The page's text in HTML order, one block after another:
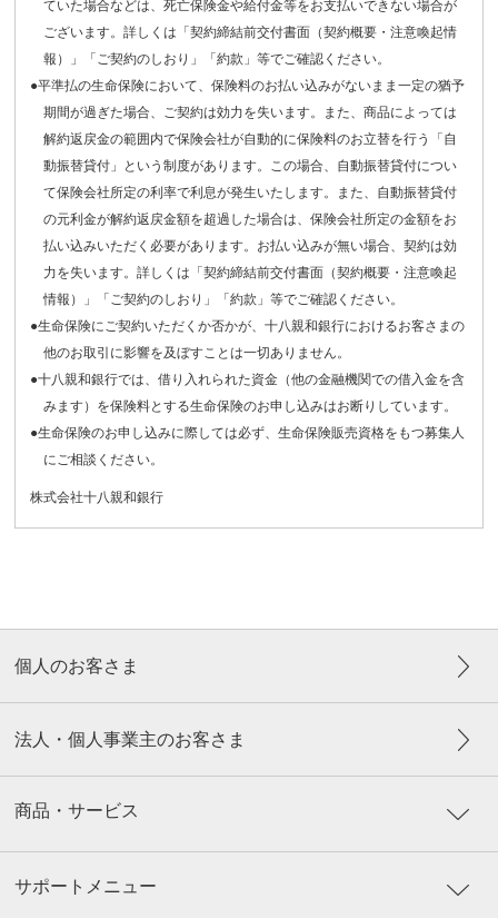
ていた場合などは、死亡保険金や給付金等をお支払いできない場合が
ございます。詳しくは「契約締結前交付書面（契約概要・注意喚起情
報）」「ご契約のしおり」「約款」等でご確認ください。
●平準払の生命保険において、保険料のお払い込みがないまま一定の猶予
期間が過ぎた場合、ご契約は効力を失います。また、商品によっては
解約返戻金の範囲内で保険会社が自動的に保険料のお立替を行う「自
動振替貸付」という制度があります。この場合、自動振替貸付につい
て保険会社所定の利率で利息が発生いたします。また、自動振替貸付
の元利金が解約返戻金額を超過した場合は、保険会社所定の金額をお
払い込みいただく必要があります。お払い込みが無い場合、契約は効
力を失います。詳しくは「契約締結前交付書面（契約概要・注意喚起
情報）」「ご契約のしおり」「約款」等でご確認ください。
●生命保険にご契約いただくか否かが、十八親和銀行におけるお客さまの
他のお取引に影響を及ぼすことは一切ありません。
●十八親和銀行では、借り入れられた資金（他の金融機関での借入金を含
みます）を保険料とする生命保険のお申し込みはお断りしています。
●生命保険のお申し込みに際しては必ず、生命保険販売資格をもつ募集人
にご相談ください。
株式会社十八親和銀行
個人のお客さま
法人・個人事業主のお客さま
商品・サービス
サポートメニュー